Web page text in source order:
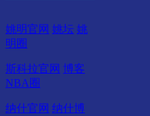
姚明官网 姚坛 姚
明圈
斯科拉官网 博客
NBA圈
纳什官网 纳什博